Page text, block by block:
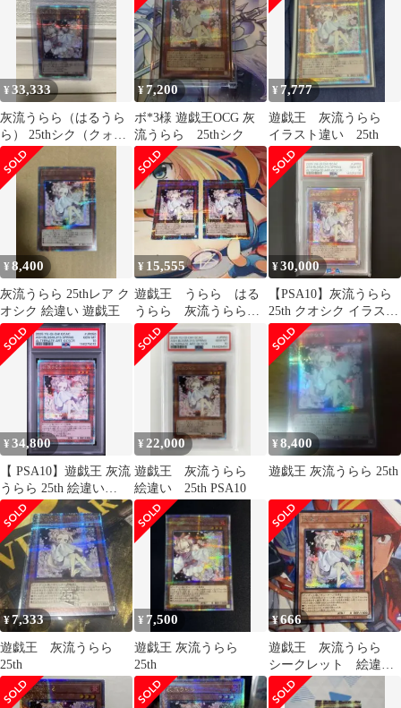
¥33,333
灰流うらら（はるうら
ら） 25thシク（クォー
ターセンチュリーシー
クレットレア）
¥7,200
ボ*3様 遊戯王OCG 灰
流うらら 25thシク
¥ 7,777
遊戯王 灰流うらら
イラスト違い 25th
¥8,400
灰流うらら 25thレア ク
オシク 絵違い 遊戯王
¥ 15,555
遊戯王 うらら はる
うらら 灰流うらら
絵違い 25th クオシク
2枚
¥30,000
【PSA10】灰流うらら
25th クオシク イラスト
絵違い【遊戯王】
¥34,800
【 PSA10】遊戯王 灰流
うらら 25th 絵違い
QCAC
¥ 22,000
遊戯王 灰流うらら
絵違い 25th PSA10
¥8,400
遊戯王 灰流うらら 25th
¥7,333
遊戯王 灰流うらら
25th
¥ 7,500
遊戯王 灰流うらら
25th
¥666
遊戯王 灰流うらら
シークレット 絵違い
i1